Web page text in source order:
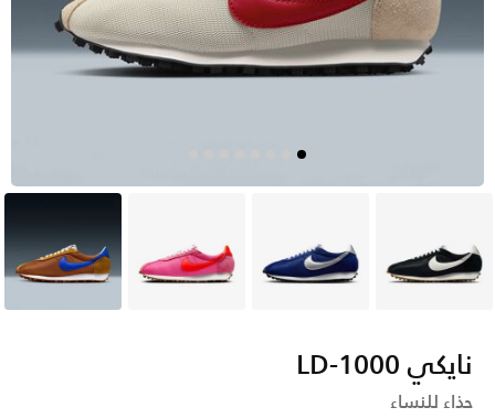
أسود أزرق وردي بنى
نايكي LD-1000
حذاء للنساء